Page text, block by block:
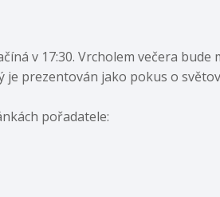
v 17:30. Vrcholem večera
je prezentován jako pokus o
pořadatele: